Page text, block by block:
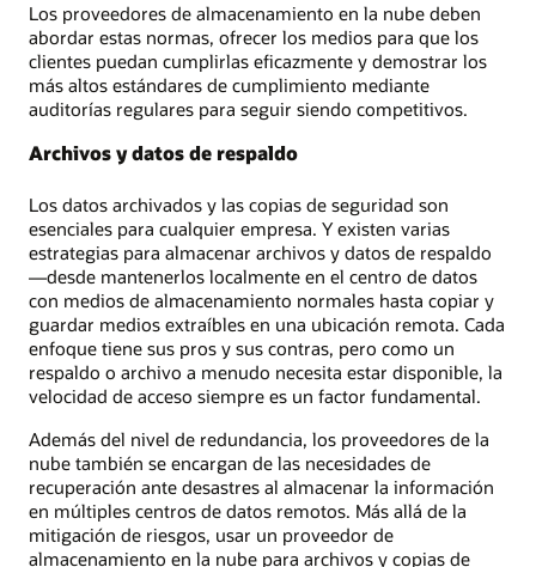
Los proveedores de almacenamiento en la nube deben
abordar estas normas, ofrecer los medios para que los
clientes puedan cumplirlas eficazmente y demostrar los
más altos estándares de cumplimiento mediante
auditorías regulares para seguir siendo competitivos.
Archivos y datos de respaldo
Los datos archivados y las copias de seguridad son
esenciales para cualquier empresa. Y existen varias
estrategias para almacenar archivos y datos de respaldo
—desde mantenerlos localmente en el centro de datos
con medios de almacenamiento normales hasta copiar y
guardar medios extraíbles en una ubicación remota. Cada
enfoque tiene sus pros y sus contras, pero como un
respaldo o archivo a menudo necesita estar disponible, la
velocidad de acceso siempre es un factor fundamental.
Además del nivel de redundancia, los proveedores de la
nube también se encargan de las necesidades de
recuperación ante desastres al almacenar la información
en múltiples centros de datos remotos. Más allá de la
mitigación de riesgos, usar un proveedor de
almacenamiento en la nube para archivos y copias de